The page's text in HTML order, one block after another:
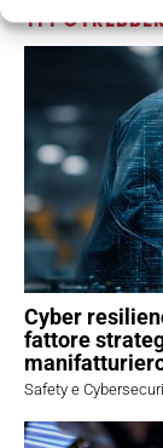
TI
Cyber
fattore
Safety e